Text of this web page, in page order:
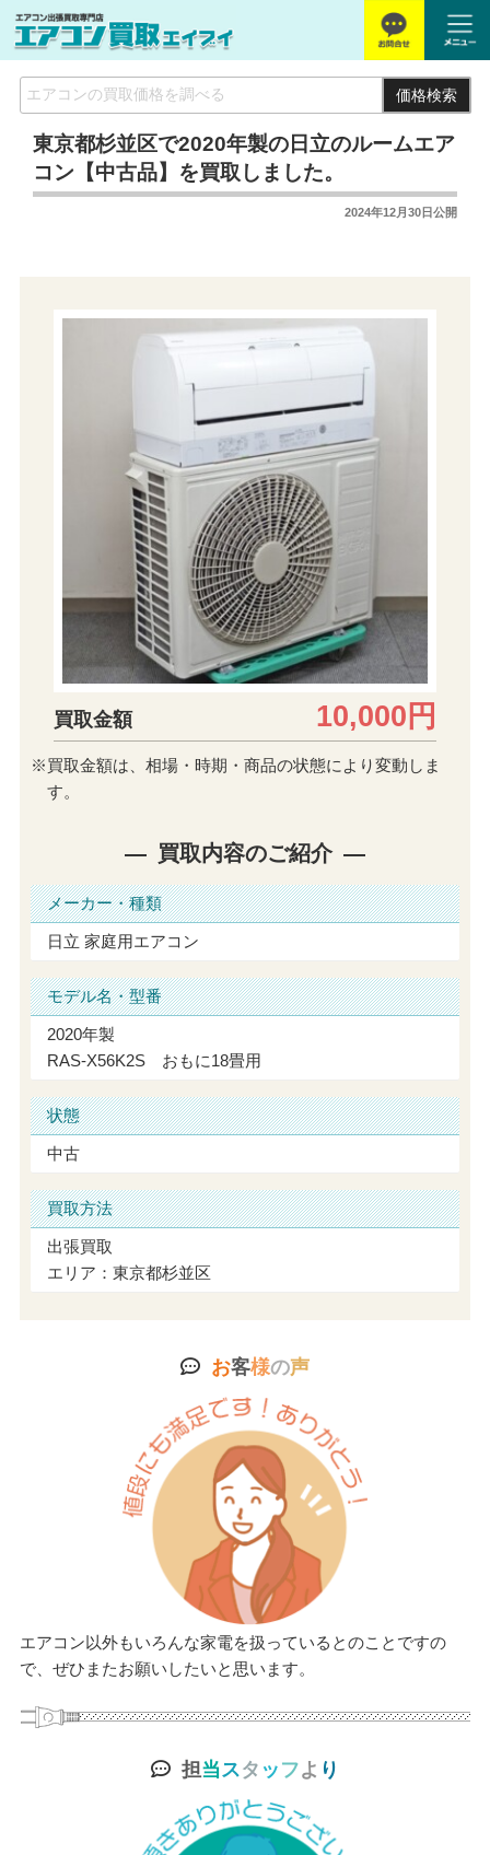
価格検索
東京都杉並区で2020年製の日立のルームエア
コン【中古品】を買取しました。
2024年12月30日公開
買取金額 10,000円
※買取金額は、相場・時期・商品の状態により変動しま
す。
買取内容のご紹介
メーカー・種類
日立 家庭用エアコン
モデル名・型番
2020年製
RAS-X56K2S おもに18畳用
状態
中古
買取方法
出張買取
エリア：東京都杉並区
お客様の声
エアコン以外もいろんな家電を扱っているとのことですの
で、ぜひまたお願いしたいと思います。
担当スタ ッ フよ り